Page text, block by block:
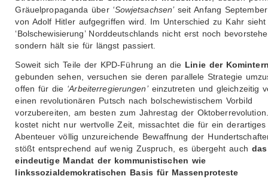
Gräuelpropaganda über ‘Sowjetsachsen’seit Anfang
von Adolf Hitler aufgegriffen wird. Im Unterschied zu Kahr
‘Bolschewisierung’ Norddeutschlands nicht erst noch
sondern hält sie für längst passiert.
Soweit sich Teile der KPD-Führung an die Linie der
gebunden sehen, versuchen sie deren parallele Strategie
offen für die ‘Arbeiterregierungen’einzutreten und gleichzeitig
einen revolutionären Putsch nach bolschewistischem Vorbild
vorzubereiten, am besten zum Jahrestag der
kostet nicht nur wertvolle Zeit, missachtet die für ein derartiges
Abenteuer völlig unzureichende Bewaffnung der
stößt entsprechend auf wenig Zuspruch, es übergeht auch
eindeutige Mandat der kommunistischen wie
linkssozialdemokratischen Basis für Massenproteste